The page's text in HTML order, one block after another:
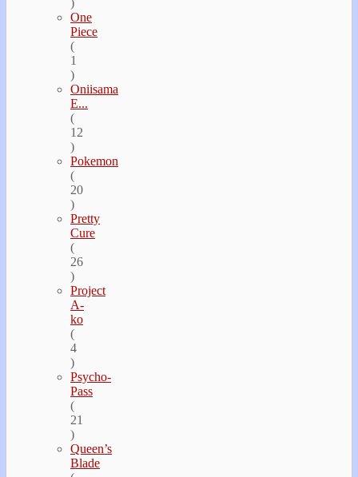
)
One
Piece
(
1
)
Oniisama
E...
(
12
)
Pokemon
(
20
)
Pretty
Cure
(
26
)
Project
A-
ko
(
4
)
Psycho-
Pass
(
21
)
Queen’s
Blade